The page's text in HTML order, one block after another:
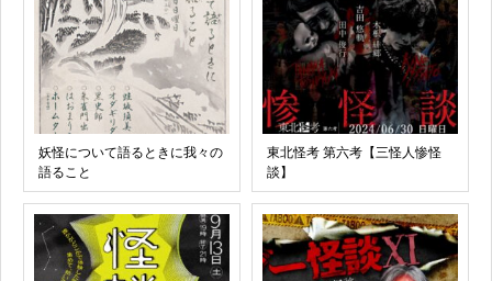
妖怪について語るときに我々の
語ること
東北怪考 第六考【三怪人惨怪
談】